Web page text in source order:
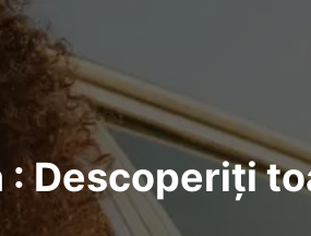
Descoperiți